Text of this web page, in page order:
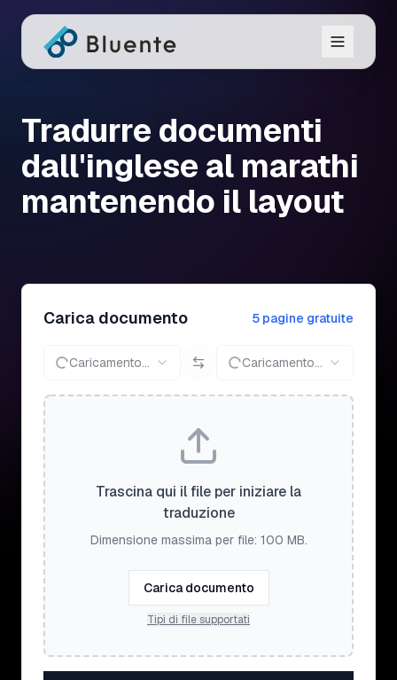
Tradurre documenti
dall'inglese al marathi
mantenendo il layout
Carica documento 5 pagine gratuite
Caricamento... Caricamento...
Trascina qui il file per iniziare la
traduzione
Dimensione massima per file: 100 MB.
Carica documento
Tipi di file supportati